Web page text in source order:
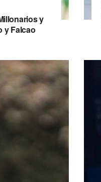
y
y Falcao